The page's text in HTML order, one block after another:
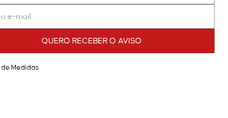
QUERO RECEBER O AVISO
de Medidas